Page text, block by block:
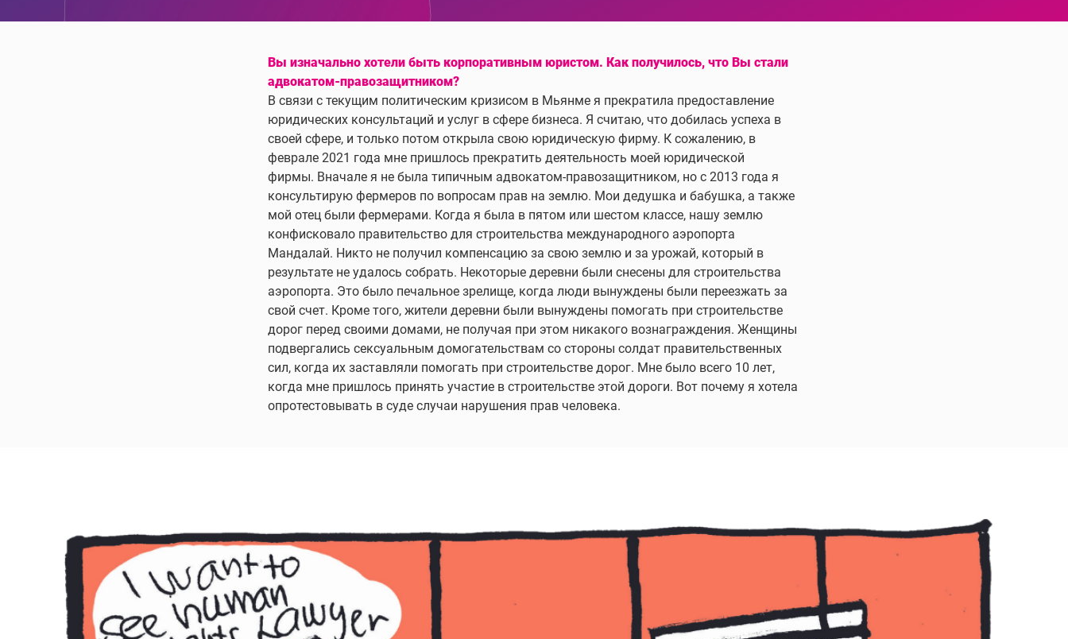
Вы изначально хотели быть корпоративным юристом. Как получилось, что Вы стали
адвокатом-правозащитником?
В связи с текущим политическим кризисом в Мьянме я прекратила предоставление
юридических консультаций и услуг в сфере бизнеса. Я считаю, что добилась успеха в
своей сфере, и только потом открыла свою юридическую фирму. К сожалению, в
феврале 2021 года мне пришлось прекратить деятельность моей юридической
фирмы. Вначале я не была типичным адвокатом-правозащитником, но с 2013 года я
консультирую фермеров по вопросам прав на землю. Мои дедушка и бабушка, а также
мой отец были фермерами. Когда я была в пятом или шестом классе, нашу землю
конфисковало правительство для строительства международного аэропорта
Мандалай. Никто не получил компенсацию за свою землю и за урожай, который в
результате не удалось собрать. Некоторые деревни были снесены для строительства
аэропорта. Это было печальное зрелище, когда люди вынуждены были переезжать за
свой счет. Кроме того, жители деревни были вынуждены помогать при строительстве
дорог перед своими домами, не получая при этом никакого вознаграждения. Женщины
подвергались сексуальным домогательствам со стороны солдат правительственных
сил, когда их заставляли помогать при строительстве дорог. Мне было всего 10 лет,
когда мне пришлось принять участие в строительстве этой дороги. Вот почему я хотела
опротестовывать в суде случаи нарушения прав человека.